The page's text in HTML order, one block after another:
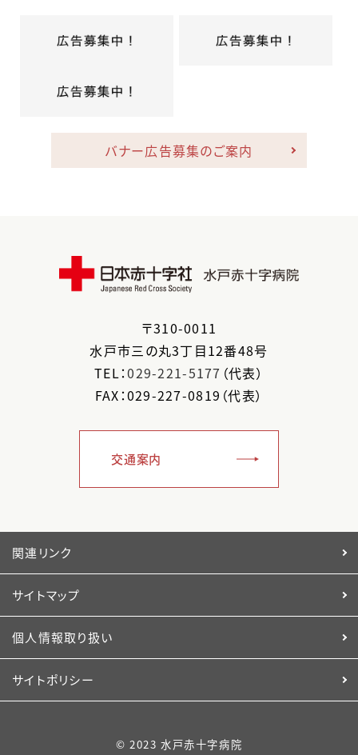
バナー広告募集のご案内
〒310-0011
水戸市三の丸3丁目12番48号
TEL：029-221-5177 （代表）
FAX：029-227-0819（代表）
交通案内
関連リンク
サイトマップ
個人情報取り扱い
サイトポリシー
© 2023 水戸赤十字病院